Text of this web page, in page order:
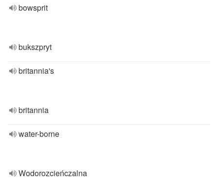
bowsprit
bukszpryt
britannia's
britannia
water-borne
Wodorozcieńczalna